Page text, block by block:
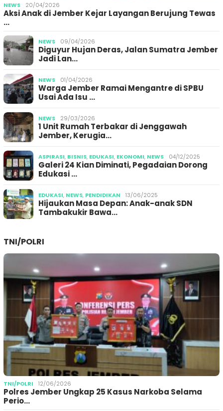
NEWS 20/04/2026
Aksi Anak di Jember Kejar Layangan Berujung Tewas
…
NEWS 09/04/2026
Diguyur Hujan Deras, Jalan Sumatra Jember
Jadi Lan…
NEWS 01/04/2026
Warga Jember Ramai Mengantre di SPBU
Usai Ada Isu …
NEWS 29/03/2026
1 Unit Rumah Terbakar di Jenggawah
Jember, Kerugia…
ASPIRASI, BISNIS, EDUKASI, EKONOMI, NEWS 04/12/2025
Galeri 24 Kian Diminati, Pegadaian Dorong
Edukasi …
EDUKASI, NEWS, PENDIDIKAN 13/06/2025
Hijaukan Masa Depan: Anak-anak SDN
Tambakukir Bawa…
TNI/POLRI
TNI/POLRI 12/06/2026
Polres Jember Ungkap 25 Kasus Narkoba Selama
Perio…